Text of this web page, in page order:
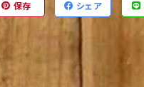
保存 シェア